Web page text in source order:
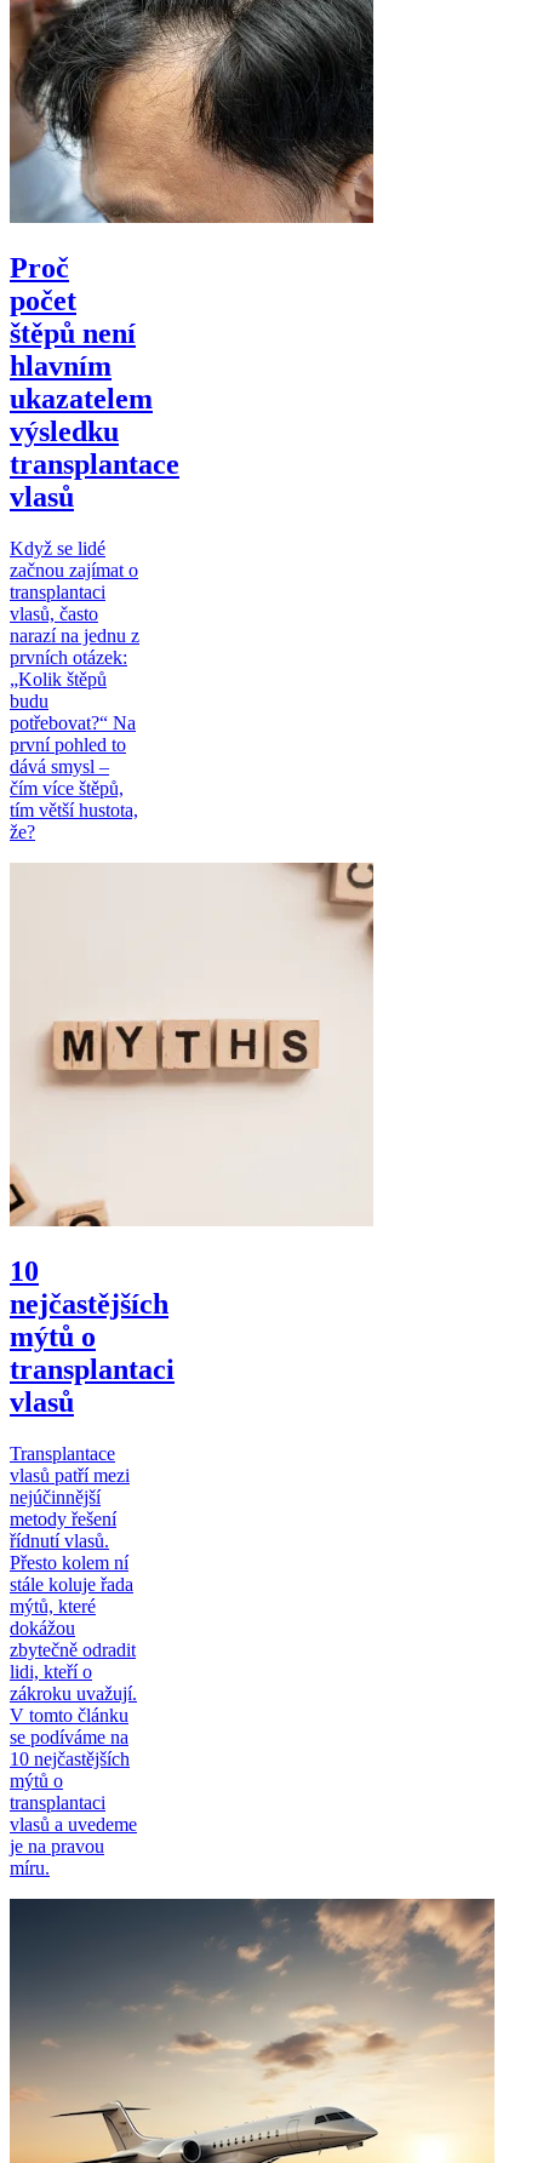
Proč
počet
štěpů není
hlavním
ukazatelem
výsledku
transplantace
vlasů
Když se lidé
začnou zajímat o
transplantaci
vlasů, často
narazí na jednu z
prvních otázek:
„Kolik štěpů
budu
potřebovat?“ Na
první pohled to
dává smysl –
čím více štěpů,
tím větší hustota,
že?
10
nejčastějších
mýtů o
transplantaci
vlasů
Transplantace
vlasů patří mezi
nejúčinnější
metody řešení
řídnutí vlasů.
Přesto kolem ní
stále koluje řada
mýtů, které
dokážou
zbytečně odradit
lidi, kteří o
zákroku uvažují.
V tomto článku
se podíváme na
10 nejčastějších
mýtů o
transplantaci
vlasů a uvedeme
je na pravou
míru.